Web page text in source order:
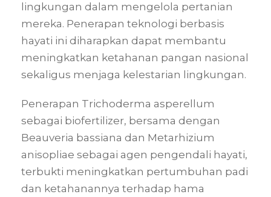
lingkungan dalam mengelola pertanian
mereka. Penerapan teknologi berbasis
hayati ini diharapkan dapat membantu
meningkatkan ketahanan pangan nasional
sekaligus menjaga kelestarian lingkungan.
Penerapan Trichoderma asperellum
sebagai biofertilizer, bersama dengan
Beauveria bassiana dan Metarhizium
anisopliae sebagai agen pengendali hayati,
terbukti meningkatkan pertumbuhan padi
dan ketahanannya terhadap hama